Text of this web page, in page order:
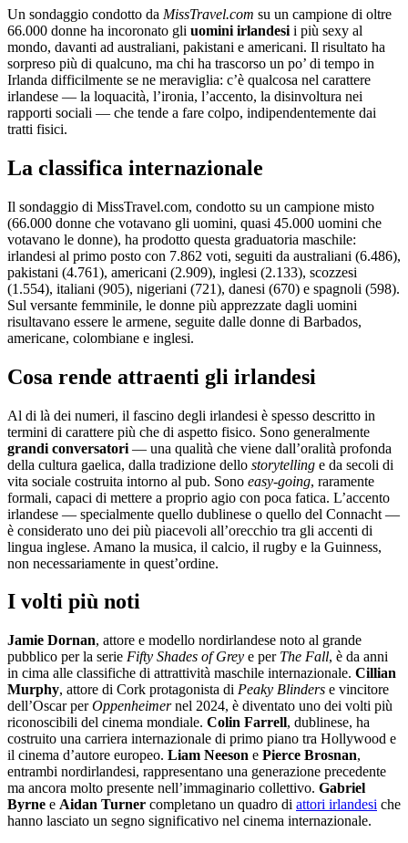
Un sondaggio condotto da MissTravel.com su un campione di oltre
66.000 donne ha incoronato gli uomini irlandesi i più sexy al
mondo, davanti ad australiani, pakistani e americani. Il risultato ha
sorpreso più di qualcuno, ma chi ha trascorso un po’ di tempo in
Irlanda difficilmente se ne meraviglia: c’è qualcosa nel carattere
irlandese — la loquacità, l’ironia, l’accento, la disinvoltura nei
rapporti sociali — che tende a fare colpo, indipendentemente dai
tratti fisici.
La classifica internazionale
Il sondaggio di MissTravel.com, condotto su un campione misto
(66.000 donne che votavano gli uomini, quasi 45.000 uomini che
votavano le donne), ha prodotto questa graduatoria maschile:
irlandesi al primo posto con 7.862 voti, seguiti da australiani (6.486),
pakistani (4.761), americani (2.909), inglesi (2.133), scozzesi
(1.554), italiani (905), nigeriani (721), danesi (670) e spagnoli (598).
Sul versante femminile, le donne più apprezzate dagli uomini
risultavano essere le armene, seguite dalle donne di Barbados,
americane, colombiane e inglesi.
Cosa rende attraenti gli irlandesi
Al di là dei numeri, il fascino degli irlandesi è spesso descritto in
termini di carattere più che di aspetto fisico. Sono generalmente
grandi conversatori — una qualità che viene dall’oralità profonda
della cultura gaelica, dalla tradizione dello storytelling e da secoli di
vita sociale costruita intorno al pub. Sono easy-going, raramente
formali, capaci di mettere a proprio agio con poca fatica. L’accento
irlandese — specialmente quello dublinese o quello del Connacht —
è considerato uno dei più piacevoli all’orecchio tra gli accenti di
lingua inglese. Amano la musica, il calcio, il rugby e la Guinness,
non necessariamente in quest’ordine.
I volti più noti
Jamie Dornan, attore e modello nordirlandese noto al grande
pubblico per la serie Fifty Shades of Grey e per The Fall, è da anni
in cima alle classifiche di attrattività maschile internazionale. Cillian
Murphy, attore di Cork protagonista di Peaky Blinders e vincitore
dell’Oscar perOppenheimernel 2024, è diventato uno dei volti più
riconoscibili del cinema mondiale. Colin Farrell, dublinese, ha
costruito una carriera internazionale di primo piano tra Hollywood e
il cinema d’autore europeo. Liam Neeson e Pierce Brosnan,
entrambi nordirlandesi, rappresentano una generazione precedente
ma ancora molto presente nell’immaginario collettivo. Gabriel
Byrne e Aidan Turner completano un quadro di attori irlandesi che
hanno lasciato un segno significativo nel cinema internazionale.